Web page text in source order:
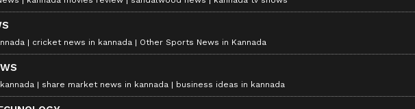
cricket news in kannada Other Sports News in Kannada
share market news in kannada business ideas in kannada